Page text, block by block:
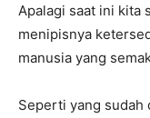
Apalagi saat ini kita
menipisnya
manusia yang
Seperti yang